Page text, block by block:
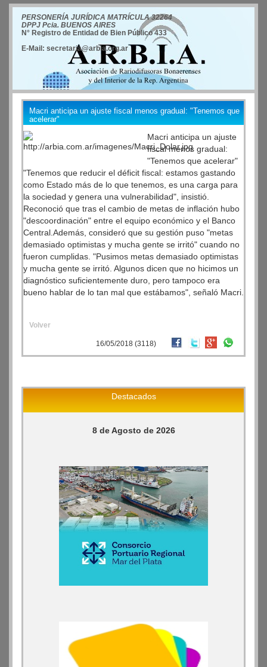
PERSONERÍA JURÍDICA MATRÍCULA 32264
DPPJ Pcia. BUENOS AIRES
N° Registro de Entidad de Bien Público 433
E-Mail: secretaria@arbia.org.ar
Macri anticipa un ajuste fiscal menos gradual: "Tenemos que
acelerar"
Macri anticipa un ajuste
fiscal menos gradual:
"Tenemos que acelerar"
"Tenemos que reducir el déficit fiscal: estamos gastando
como Estado más de lo que tenemos, es una carga para
la sociedad y genera una vulnerabilidad", insistió.
Reconoció que tras el cambio de metas de inflación hubo
"descoordinación" entre el equipo económico y el Banco
Central.Además, consideró que su gestión puso "metas
demasiado optimistas y mucha gente se irritó" cuando no
fueron cumplidas. "Pusimos metas demasiado optimistas
y mucha gente se irritó. Algunos dicen que no hicimos un
diagnóstico suficientemente duro, pero tampoco era
bueno hablar de lo tan mal que estábamos", señaló Macri.
Volver
16/05/2018 (3118)
Destacados
8 de Agosto de 2026